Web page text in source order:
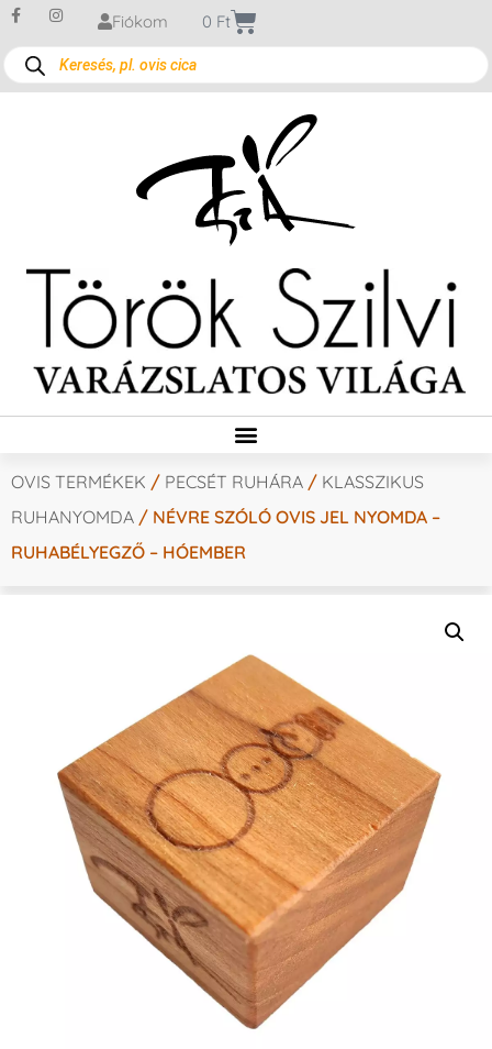
Fiókom 0 Ft
OVIS TERMÉKEK / PECSÉT RUHÁRA / KLASSZIKUS
RUHANYOMDA / NÉVRE SZÓLÓ OVIS JEL NYOMDA –
RUHABÉLYEGZŐ – HÓEMBER